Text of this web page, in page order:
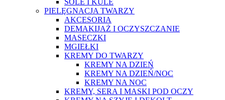
PIELĘGNACJA TWARZY
AKCESORIA
DEMAKIJAŻ I OCZYSZCZANIE
MASECZKI
MGIEŁKI
KREMY DO TWARZY
KREMY NA DZIEŃ
KREMY NA DZIEŃ/NOC
KREMY NA NOC
KREMY, SERA I MASKI POD OCZY